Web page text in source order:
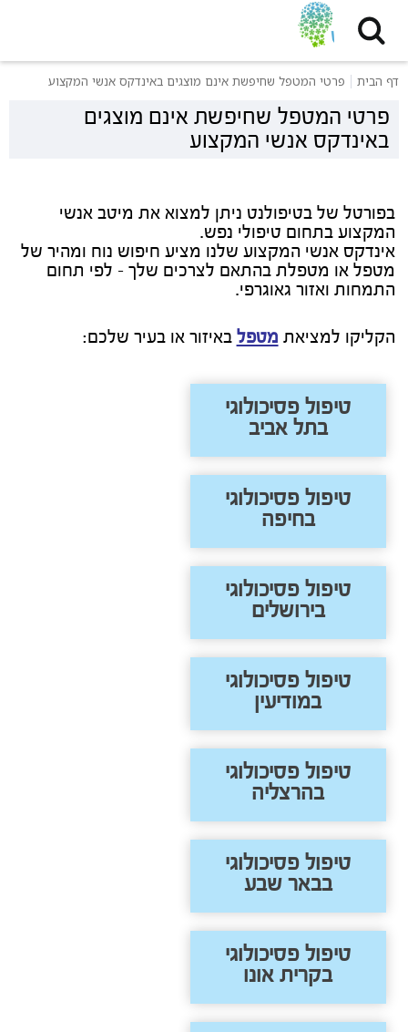
דף הבית פרטי המטפל שחיפשת אינם מוצגים באינדקס אנשי המקצוע
פרטי המטפל שחיפשת אינם מוצגים
באינדקס אנשי המקצוע
בפורטל של בטיפולנט ניתן למצוא את מיטב אנשי
המקצוע בתחום טיפולי נפש.
אינדקס אנשי המקצוע שלנו מציע חיפוש נוח ומהיר של
מטפל או מטפלת בהתאם לצרכים שלך - לפי תחום
התמחות ואזור גאוגרפי.
הקליקו למציאת מטפל באיזור או בעיר שלכם:
טיפול פסיכולוגי
בתל אביב
טיפול פסיכולוגי
בחיפה
טיפול פסיכולוגי
בירושלים
טיפול פסיכולוגי
במודיעין
טיפול פסיכולוגי
בהרצליה
טיפול פסיכולוגי
בבאר שבע
טיפול פסיכולוגי
בקרית אונו